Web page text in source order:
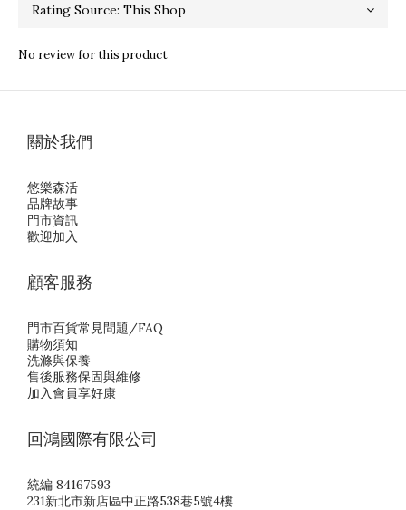
No review for this product
關於我們
悠樂森活
品牌故事
門市資訊
歡迎加入
顧客服務
門市百貨常見問題/FAQ
購物須知
洗滌與保養
售後服務保固與維修
加入會員享好康
回鴻國際有限公司
統編 84167593
231新北市新店區中正路538巷5號4樓